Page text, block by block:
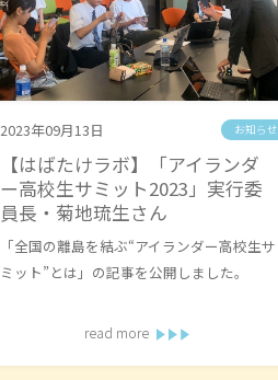
2023年09月13日 お知らせ
【はばたけラボ】「アイランダ
ー高校生サミット2023」実行委
員長・菊地琉生さん
「全国の離島を結ぶ“アイランダー高校生サ
ミット”とは」の記事を公開しました。
read more